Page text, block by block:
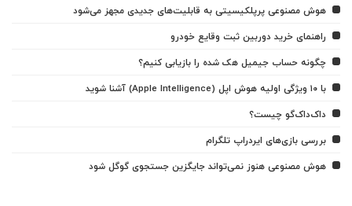
هوش مصنوعی پرپلکیسیتی به قابلیت‌های جدیدی مجهز می‌شود
راهنمای خرید دوربین ثبت وقایع خودرو
چگونه حساب جیمیل هک شده را بازیابی کنیم؟
با ۱۰ ویژگی اولیه هوش اپل (Apple Intelligence) آشنا شوید
داک‌داک‌گو چیست؟
بررسی بازی‌های ایردراپ تلگرام
هوش مصنوعی هنوز نمی‌تواند جایگزین جستجوی گوگل شود